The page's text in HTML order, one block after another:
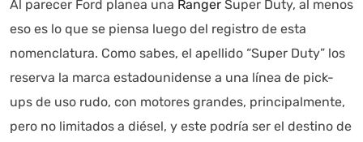
Al parecer Ford planea una Ranger Super Duty, al menos
eso es lo que se piensa luego del registro de esta
nomenclatura. Como sabes, el apellido “Super Duty” los
reserva la marca estadounidense a una línea de pick-
ups de uso rudo, con motores grandes, principalmente,
pero no limitados a diésel, y este podría ser el destino de
Autoanalítica IA Agente Inteligente
Estoy aquí para encontrar lo que necesitas. ¿Qué estás
buscando? "Este asistente con IA (OpenAI) ofrece
Asistente con IA en desarrollo. Autoanalítica optimiza
diariamente su exactitud."